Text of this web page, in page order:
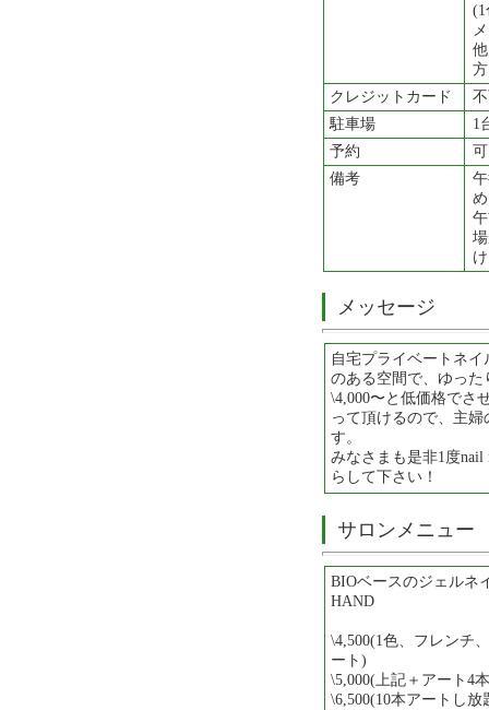
(1
クレジットカード
駐車場
1
予約
可
備考
メッセージ
自宅プライベートネ
のある空間で、ゆっ
\4,000〜と低価格でさ
って頂けるので、主
す。
みなさまも是非1度
らして下さい！
サロンメニュー
BIOベースのジェルネ
HAND
\4,500(1色、フレンチ
ート)
\5,000(上記＋アート4
\6,500(10本アートし